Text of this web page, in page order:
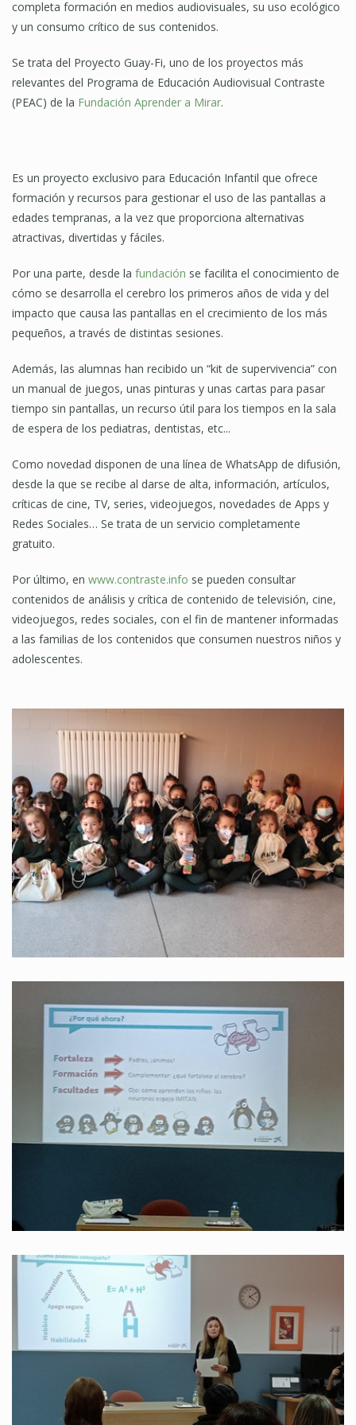
completa formación en medios audiovisuales, su uso ecológico
y un consumo crítico de sus contenidos.
Se trata del Proyecto Guay-Fi, uno de los proyectos más
relevantes del Programa de Educación Audiovisual Contraste
(PEAC) de la Fundación Aprender a Mirar.
Es un proyecto exclusivo para Educación Infantil que ofrece
formación y recursos para gestionar el uso de las pantallas a
edades tempranas, a la vez que proporciona alternativas
atractivas, divertidas y fáciles.
Por una parte, desde la fundación se facilita el conocimiento de
cómo se desarrolla el cerebro los primeros años de vida y del
impacto que causa las pantallas en el crecimiento de los más
pequeños, a través de distintas sesiones.
Además, las alumnas han recibido un “kit de supervivencia” con
un manual de juegos, unas pinturas y unas cartas para pasar
tiempo sin pantallas, un recurso útil para los tiempos en la sala
de espera de los pediatras, dentistas, etc...
Como novedad disponen de una línea de WhatsApp de difusión,
desde la que se recibe al darse de alta, información, artículos,
críticas de cine, TV, series, videojuegos, novedades de Apps y
Redes Sociales… Se trata de un servicio completamente
gratuito.
Por último, en www.contraste.info se pueden consultar
contenidos de análisis y crítica de contenido de televisión, cine,
videojuegos, redes sociales, con el fin de mantener informadas
a las familias de los contenidos que consumen nuestros niños y
adolescentes.